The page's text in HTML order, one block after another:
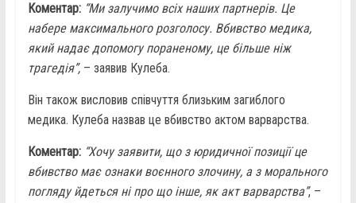
Коментар: “Ми залучимо всіх наших партнерів. Це
набере максимального розголосу. Вбивство медика,
який надає допомогу пораненому, це більше ніж
трагедія”,– заявив Кулеба.
Він також висловив співчуття близьким загиблого
медика. Кулеба назвав це вбивство актом варварства.
Коментар: “Хочу заявити, що з юридичної позиції це
вбивство має ознаки воєнного злочину, а з морального
погляду йдеться ні про що інше, як акт варварства”, –